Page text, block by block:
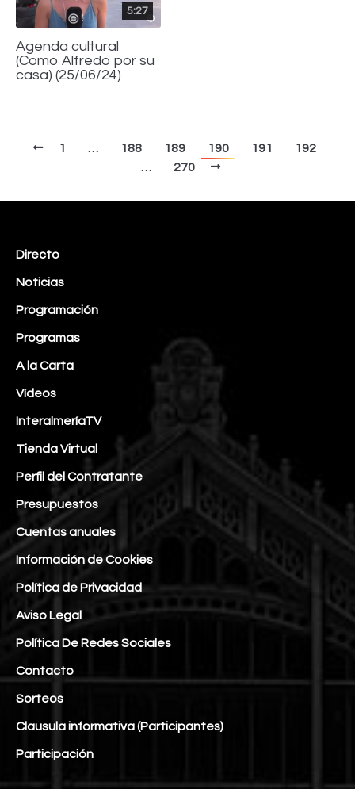
5:27
Agenda cultural
(Como Alfredo por su
casa) (25/06/24)
1 … 188 189 190 191
192
…
270
Directo
Noticias
Programación
Programas
A la Carta
Vídeos
InteralmeríaTV
Tienda Virtual
Perfil del Contratante
Presupuestos
Cuentas anuales
Información de Cookies
Política de Privacidad
Aviso Legal
Política De Redes Sociales
Contacto
Sorteos
Clausula informativa (Participantes)
Participación